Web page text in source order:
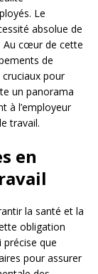
Le
absolue de
Au cœur de cette
de
pour
un panorama
à l’employeur
travail.
en
la santé et la
obligation
précise que
pour assurer